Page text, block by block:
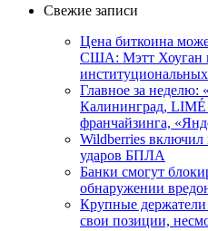
Свежие записи
Цена биткоина
США: Мэтт Хоуган
Главное за неделю:
Калининград, LIMÉ
франчайзинга,
Wildberries включил
ударов БПЛА
Банки смогут
обнаружении
Крупные
свои позиции,